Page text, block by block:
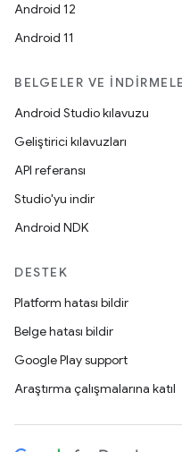
Android 12
Android 11
BELGELER VE
Android Studio kılavuzu
Geliştirici kılavuzları
API referansı
Studio'yu indir
Android NDK
DESTEK
Platform hatası bildir
Belge hatası bildir
Google Play support
Araştırma çalışmalarına katıl